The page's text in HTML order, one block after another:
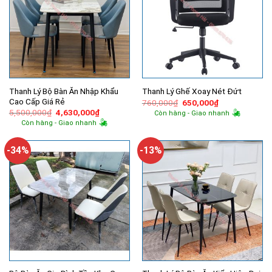
Thanh Lý Bộ Bàn Ăn Nhập Khẩu
Cao Cấp Giá Rẻ
5,500,000₫ Giá
gốc
là:
4,630,000₫Giá
hiện
tại
4,630,000₫.
Còn hàng - Giao nhanh
Thanh Lý Ghế Xoay Nét Đứt
760,000₫ Giá
gốc
là:
650,000₫Giá
hiện
tại
Còn hàng - Giao nhanh
-34% -13%